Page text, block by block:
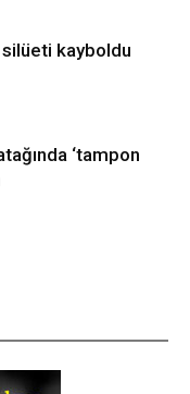
kayboldu
‘tampon